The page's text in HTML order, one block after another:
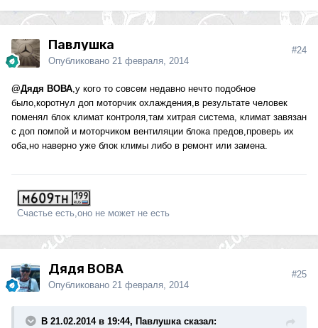
Павлушка
Опубликовано 21 февраля, 2014
#24
@Дядя ВОВА ,у кого то совсем недавно нечто подобное
было,коротнул доп моторчик охлаждения,в результате человек
поменял блок климат контроля,там хитрая система, климат завязан
с доп помпой и моторчиком вентиляции блока предов,проверь их
оба,но наверно уже блок климы либо в ремонт или замена.
Счастье есть,оно не может не есть
Дядя ВОВА
Опубликовано 21 февраля, 2014
#25
В 21.02.2014 в 19:44, Павлушка сказал: